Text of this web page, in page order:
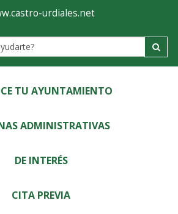
urdiales.net
Label
TU AYUNTAMIENTO
ADMINISTRATIVAS
DE INTERÉS
CITA PREVIA